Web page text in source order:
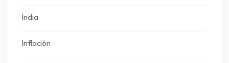
India
Inflación